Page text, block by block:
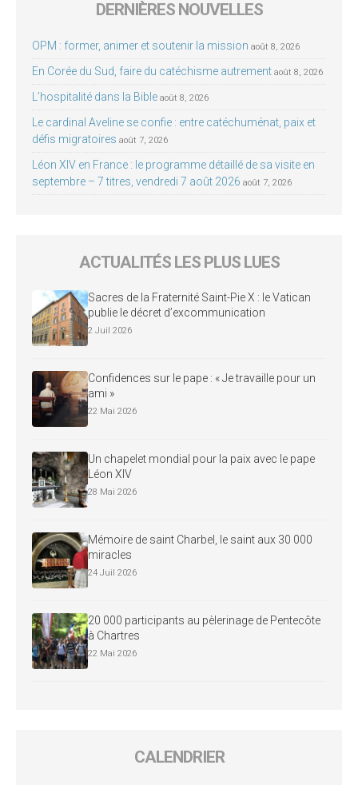
DERNIÈRES NOUVELLES
OPM : former, animer et soutenir la mission août 8, 2026
En Corée du Sud, faire du catéchisme autrement août 8, 2026
L’hospitalité dans la Bible août 8, 2026
Le cardinal Aveline se confie : entre catéchuménat, paix et
défis migratoires août 7, 2026
Léon XIV en France : le programme détaillé de sa visite en
septembre – 7 titres, vendredi 7 août 2026 août 7, 2026
ACTUALITÉS LES PLUS LUES
Sacres de la Fraternité Saint-Pie X : le Vatican
publie le décret d’excommunication
2 Juil 2026
Confidences sur le pape : « Je travaille pour un
ami »
22 Mai 2026
Un chapelet mondial pour la paix avec le pape
Léon XIV
28 Mai 2026
Mémoire de saint Charbel, le saint aux 30 000
miracles
24 Juil 2026
20 000 participants au pèlerinage de Pentecôte
à Chartres
22 Mai 2026
CALENDRIER